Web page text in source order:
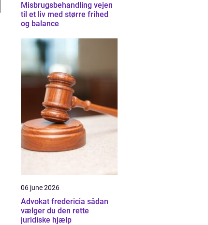
Misbrugsbehandling vejen
til et liv med større frihed
og balance
06 june 2026
Advokat fredericia sådan
vælger du den rette
juridiske hjælp